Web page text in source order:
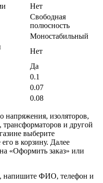
Нет
Свободная
полюсность
Моностабильный
Нет
Да
0.1
0.07
0.08
напряжения, изоляторов,
и другой
выберите
в корзину. Далее
«Оформить заказ» или
напишите ФИО, телефон и